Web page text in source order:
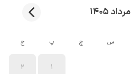
مرداد 1405
س چ پ ج
1
2